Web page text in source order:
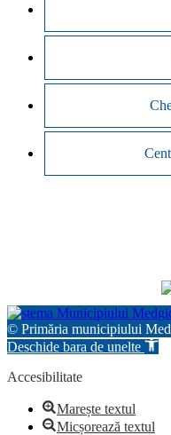
© Primăria municipiului
Deschide bara de unelte
Accesibilitate
Marește textul
Micșorează textul